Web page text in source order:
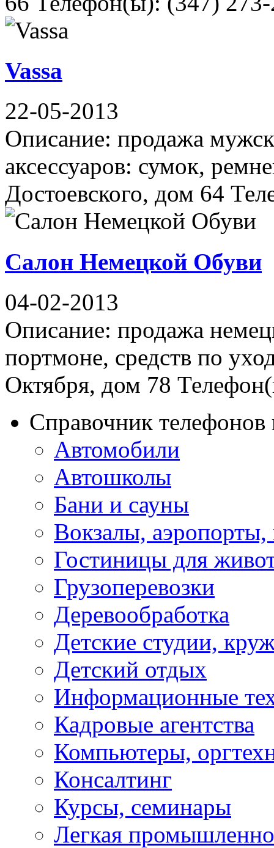
Vassa
22-05-2013
Описание: продажа
аксессуаров: сумок,
Достоевского, дом 64
Салон Немецкой Обуви
04-02-2013
Описание: продажа
портмоне, средств по
Октября, дом 78
Справочник
Автомобили
Автошколы
Бани и сауны
Вокзалы,
Гостиницы для
Грузоперевозки
Деревообработка
Детские студии,
Детский отдых
Информационные
Кадровые агентства
Компьютеры,
Консалтинг
Курсы, семинары
Легкая